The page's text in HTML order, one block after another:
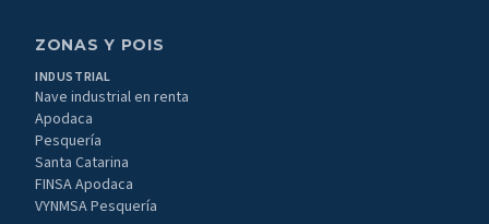
ZONAS Y POIS
INDUSTRIAL
Nave industrial en renta
Apodaca
Pesquería
Santa Catarina
FINSA Apodaca
VYNMSA Pesquería